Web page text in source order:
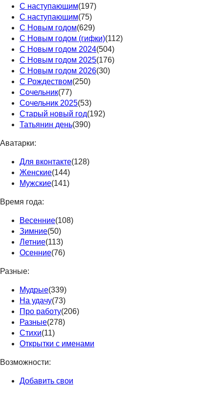
С наступающим(197)
С наступающим(75)
С Новым годом(629)
С Новым годом (гифки)(112)
С Новым годом 2024(504)
С Новым годом 2025(176)
С Новым годом 2026(30)
С Рождеством(250)
Сочельник(77)
Сочельник 2025(53)
Старый новый год(192)
Татьянин день(390)
Аватарки:
Для вконтакте(128)
Женские(144)
Мужские(141)
Время года:
Весенние(108)
Зимние(50)
Летние(113)
Осенние(76)
Разные:
Мудрые(339)
На удачу(73)
Про работу(206)
Разные(278)
Стихи(11)
Открытки с именами
Возможности:
Добавить свои